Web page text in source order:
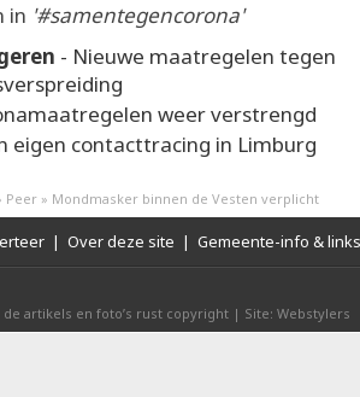
in '#samentegencorona'
- Nieuwe maatregelen tegen
weer verstrengd
eigen contacttracing in Limburg
Peer » Mondmasker binnen de Vesten verplicht
| Over deze site | Gemeente-info & links
de artikels en foto’s rust copyright | Site: Webstylers